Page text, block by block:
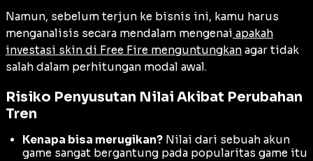
Namun, sebelum terjun ke bisnis ini, kamu harus
menganalisis secara mendalam mengenai apakah
investasi skin di Free Fire menguntungkan agar tidak
salah dalam perhitungan modal awal.
Risiko Penyusutan Nilai Akibat Perubahan
Tren
Kenapa bisa merugikan? Nilai dari sebuah akun
game sangat bergantung pada popularitas game itu